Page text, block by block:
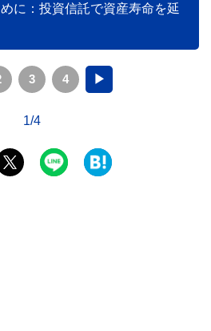
に：投資信託で資産寿命を延
3 4 ▶
1/4